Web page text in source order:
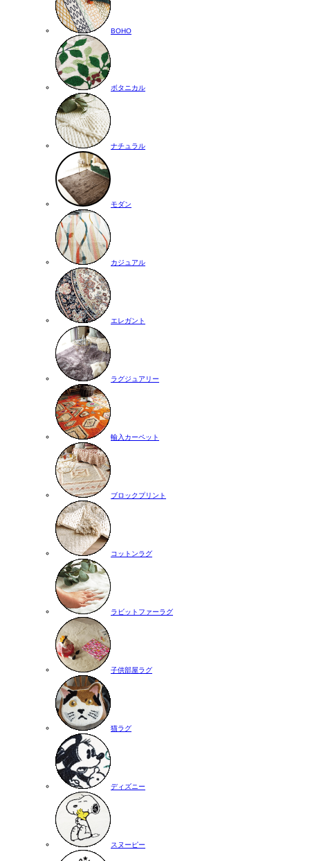
BOHO
ボタニカル
ナチュラル
モダン
カジュアル
エレガント
ラグジュアリー
輸入カーペット
ブロックプリント
コットンラグ
ラビットファーラグ
子供部屋ラグ
猫ラグ
ディズニー
スヌーピー